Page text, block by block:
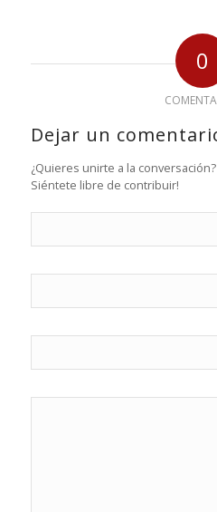
0
Dejar un
¿Quieres unirte a la conversación?
Siéntete libre de contribuir!